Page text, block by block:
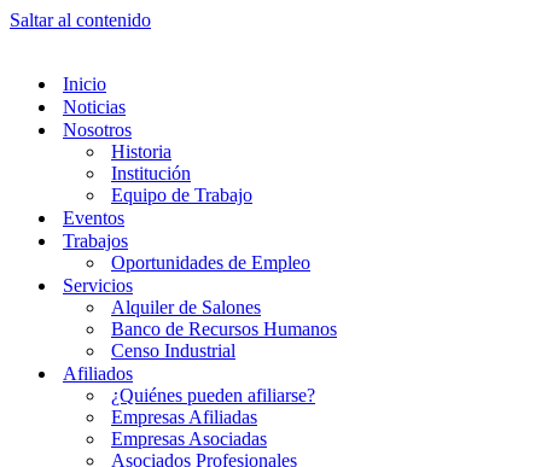
Saltar al contenido
Inicio
Noticias
Nosotros
Historia
Institución
Equipo de Trabajo
Eventos
Trabajos
Oportunidades de Empleo
Servicios
Alquiler de Salones
Banco de Recursos Humanos
Censo Industrial
Afiliados
¿Quiénes pueden afiliarse?
Empresas Afiliadas
Empresas Asociadas
Asociados Profesionales